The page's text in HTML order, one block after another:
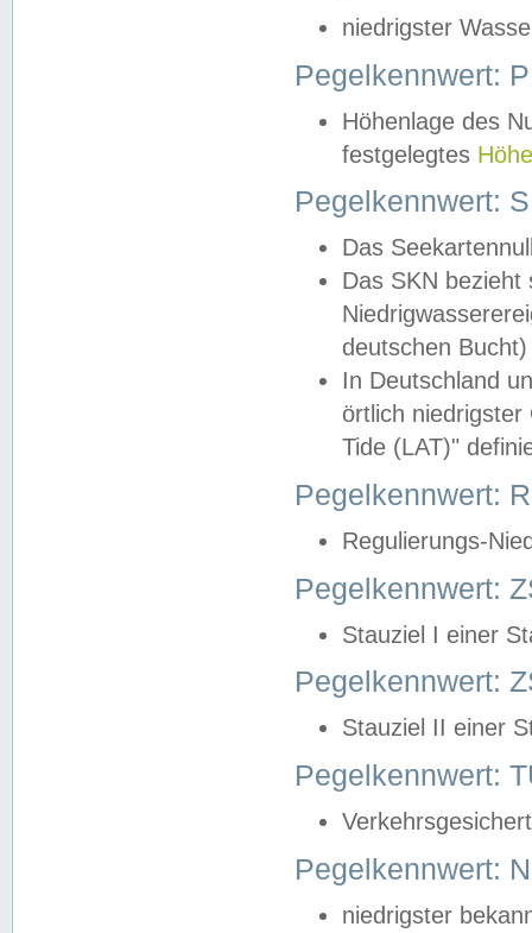
niedrigster
Pegelkennwert:
Höhenlage des
festgelegtes
Pegelkennwert:
Das
Das SKN
deutschen
In Deutschland
örtlich
Tide (LAT)"
Pegelkennwert:
Regulierungs-
Pegelkennwert:
Stauziel I einer
Pegelkennwert:
Stauziel II einer
Pegelkennwert:
Pegelkennwert:
niedrigster